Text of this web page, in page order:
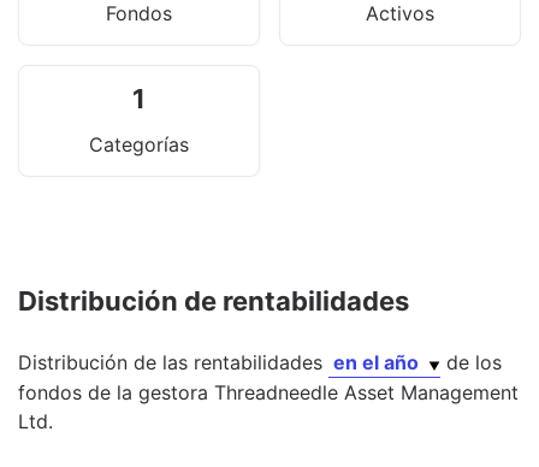
Fondos Activos
1
Categorías
Distribución de rentabilidades
Distribución de las rentabilidades en el año
de los
fondos de la gestora Threadneedle Asset Management
Ltd.